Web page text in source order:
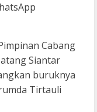
Cabang
Siantar
buruknya
Tirtauli